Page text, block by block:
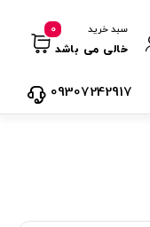
سبد خرید
خالی می باشد
0
09307242917